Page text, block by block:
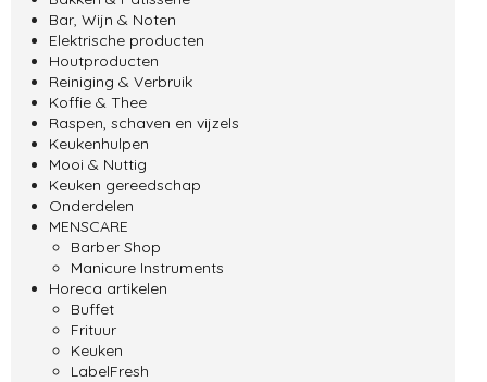
Bar, Wijn & Noten
Elektrische producten
Houtproducten
Reiniging & Verbruik
Koffie & Thee
Raspen, schaven en vijzels
Keukenhulpen
Mooi & Nuttig
Keuken gereedschap
Onderdelen
MENSCARE
Barber Shop
Manicure Instruments
Horeca artikelen
Buffet
Frituur
Keuken
LabelFresh